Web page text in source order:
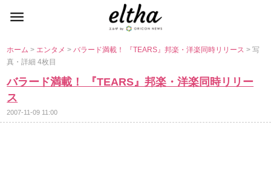
ホーム> エンタメ>バラード満載！ 『TEARS』邦楽・洋楽同時リリース> 写
真・詳細 4枚目
バラード満載！ 『TEARS』邦楽・洋楽同時リリー
ス
2007-11-09 11:00